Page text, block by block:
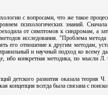
с вопросами, что же такое
психологических знаний.
от симптомов к синдромам, а
исследования. "Проблема
его отношение к другим методам,
и научный подход ко всему
ибо конкретная методика, по мысли
детского развития оказала
концепция всегда была связана с